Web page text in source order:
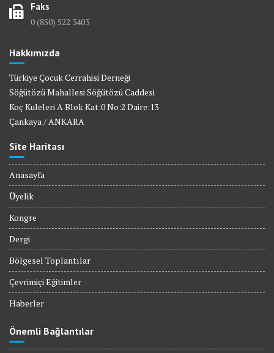
Faks
0 (850) 522 3403
Hakkımızda
Türkiye Çocuk Cerrahisi Derneği
Söğütözü Mahallesi Söğütözü Caddesi
Koç Kuleleri A Blok Kat:0 No:2 Daire:13
Çankaya / ANKARA
Site Haritası
Anasayfa
Üyelik
Kongre
Dergi
Bölgesel Toplantılar
Çevrimiçi Eğitimler
Haberler
Önemli Bağlantılar